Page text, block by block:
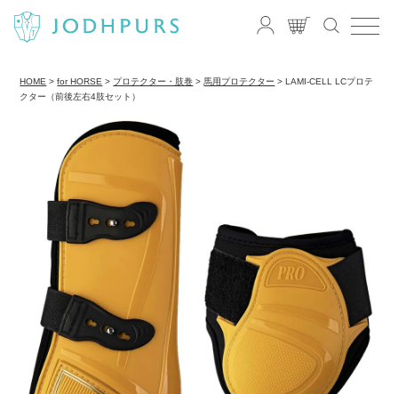
HOME for HORSE プロテクター・肢巻 馬用プロテクター
LAMI-CELL LCプロテ
クター（前後左右4肢セット）